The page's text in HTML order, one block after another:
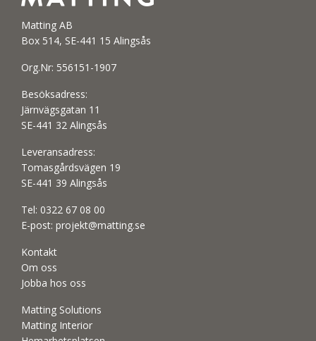
Matting AB
Box 514, SE-441 15 Alingsås
Org.Nr: 556151-1907
Besöksadress:
Järnvägsgatan 11
SE-441 32 Alingsås
Leveransadress:
Tomasgårdsvägen 19
SE-441 39 Alingsås
Tel: 0322 67 08 00
E-post: projekt@matting.se
Kontakt
Om oss
Jobba hos oss
Matting Solutions
Matting Interior